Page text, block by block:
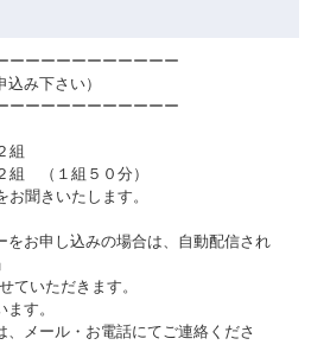
ーーーーーーーーーーー
み下さい）
ーーーーーーーーーーー
組
組 （１組５０分）
聞きいたします。
をお申し込みの場合は、自動配信され
いただきます。
す。
メール・お電話にてご連絡くださ